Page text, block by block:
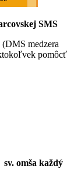
SMS
(DMS medzera
pomôcť
omša každý